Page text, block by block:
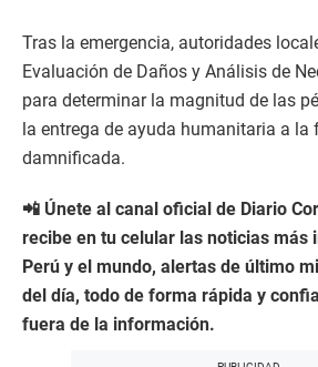
Tras la emergencia, autoridades
Evaluación de Daños y Análisis de
para determinar la magnitud de las
la entrega de ayuda humanitaria a la
damnificada.
📲 Únete al canal oficial de Diario
recibe en tu celular las noticias más
Perú y el mundo, alertas de último
del día, todo de forma rápida y
fuera de la información.